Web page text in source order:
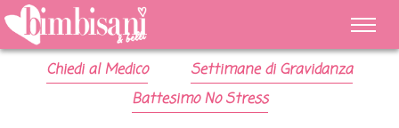
Chiedi al Medico
Settimane di Gravidanza
Battesimo No Stress